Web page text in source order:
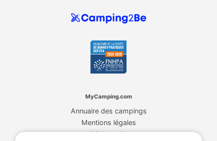
MyCamping.com
Annuaire des campings
Mentions légales
CGU du site